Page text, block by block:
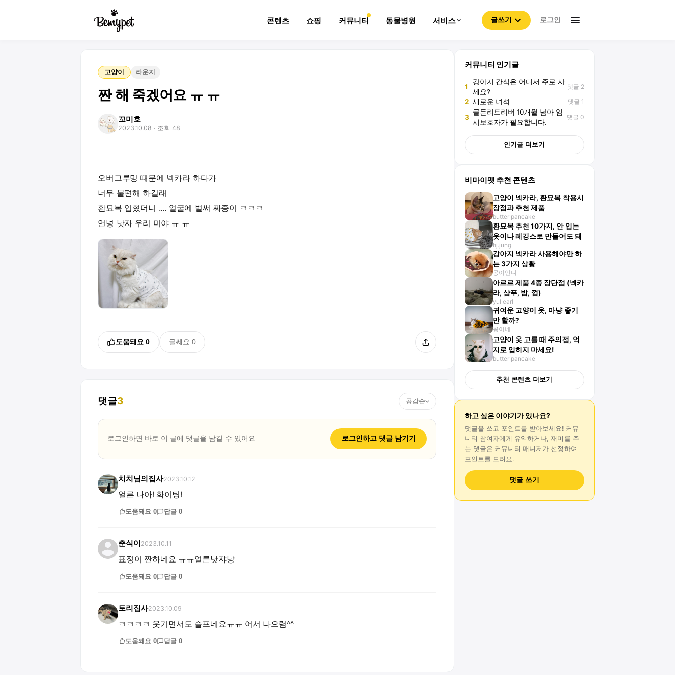
콘텐츠 쇼핑 커뮤니티 동물병원 서비스 글쓰기 로그인
고양이 라운지
짠 해 죽겠어요 ㅠ ㅠ
꼬미호
2023.10.08 · 조회 48
오버그루밍 때문에 넥카라 하다가
너무 불편해 하길래
환묘복 입혔더니 .... 얼굴에 벌써 짜증이 ㅋㅋㅋ
언넝 낫자 우리 미야 ㅠ ㅠ
도움돼요 0 글쎄요 0
댓글3 공감순
로그인하면 바로 이 글에 댓글을 남길 수 있어요 로그인하고 댓글 남기기
치치님의집사2023.10.12
얼른 나아! 화이팅!
도움돼요 0 답글 0
춘식이 2023.10.11
표정이 짠하네요 ㅠㅠ얼른낫쟈냥
도움돼요 0 답글 0
토리집사2023.10.09
ㅋㅋㅋㅋ 웃기면서도 슬프네요ㅠㅠ 어서 나으렴^^
도움돼요 0 답글 0
커뮤니티 인기글
1
강아지 간식은 어디서 주로 사
세요?
댓글 2
2 새로운 녀석 댓글 1
3
골든리트리버 10개월 남아 임
시보호자가 필요합니다.
댓글 0
인기글 더보기
비마이펫 추천 콘텐츠
고양이 넥카라, 환묘복 착용시
장점과 추천 제품
butter pancake
환묘복 추천 10가지, 안 입는
옷이나 레깅스로 만들어도 돼
hj.jung
강아지 넥카라 사용해야만 하
는 3가지 상황
몽이언니
아르르 제품 4종 장단점 (넥카
라, 샴푸, 밤, 껌)
yul earl
귀여운 고양이 옷, 마냥 좋기
만 할까?
콩이네
고양이 옷 고를 때 주의점, 억
지로 입히지 마세요!
butter pancake
추천 콘텐츠 더보기
하고 싶은 이야기가 있나요?
댓글을 쓰고 포인트를 받아보세요! 커뮤
니티 참여자에게 유익하거나, 재미를 주
는 댓글은 커뮤니티 매니저가 선정하여
포인트를 드려요.
댓글 쓰기